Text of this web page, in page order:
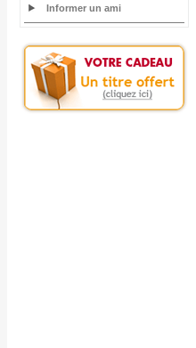
Informer un ami